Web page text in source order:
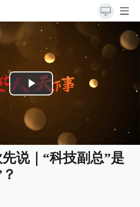
Play
Video
说｜“科技副总”是